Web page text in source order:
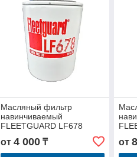
Масляный фильтр
навинчиваемый
FLEETGUARD LF678
JOHN DEERE AR58956
от 4 000₸ от